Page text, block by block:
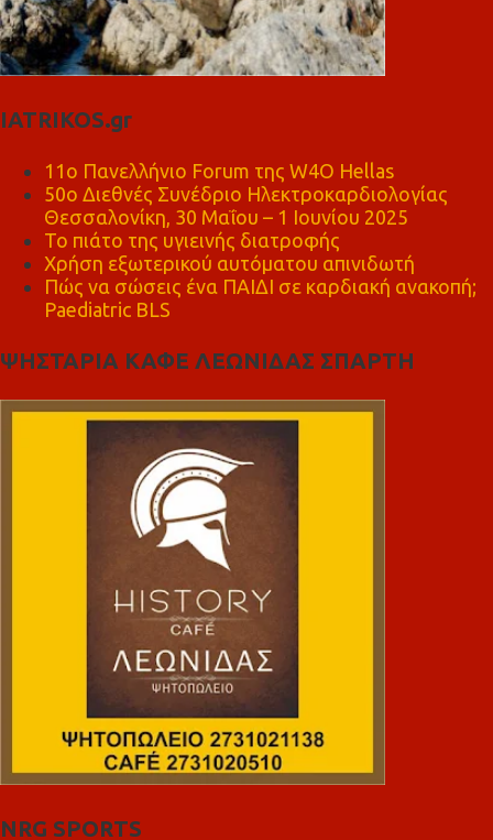
IATRIKOS.gr
11ο Πανελλήνιο Forum της W4O Hellas
50ο Διεθνές Συνέδριο Ηλεκτροκαρδιολογίας
Θεσσαλονίκη, 30 Μαΐου – 1 Ιουνίου 2025
Το πιάτο της υγιεινής διατροφής
Χρήση εξωτερικού αυτόματου απινιδωτή
Πώς να σώσεις ένα ΠΑΙΔΙ σε καρδιακή ανακοπή;
Paediatric BLS
ΨΗΣΤΑΡΙΑ ΚΑΦΕ ΛΕΩΝΙΔΑΣ ΣΠΑΡΤΗ
NRG SPORTS